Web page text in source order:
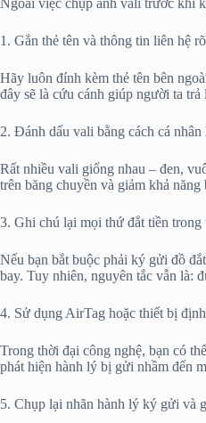
1. Gắn thẻ tên và thông tin liên hệ
Hãy luôn đính kèm thẻ tên bên
đây sẽ là cứu cánh giúp người ta
2. Đánh dấu vali bằng cách cá nhân
Rất nhiều vali giống nhau – đen,
trên băng chuyền và giảm khả
3. Ghi chú lại mọi thứ đắt tiền trong
Nếu bạn bắt buộc phải ký gửi đồ
bay. Tuy nhiên, nguyên tắc vẫn là:
4. Sử dụng AirTag hoặc thiết bị
Trong thời đại công nghệ, bạn có
phát hiện hành lý bị gửi nhầm đến
5. Chụp lại nhãn hành lý ký gửi và